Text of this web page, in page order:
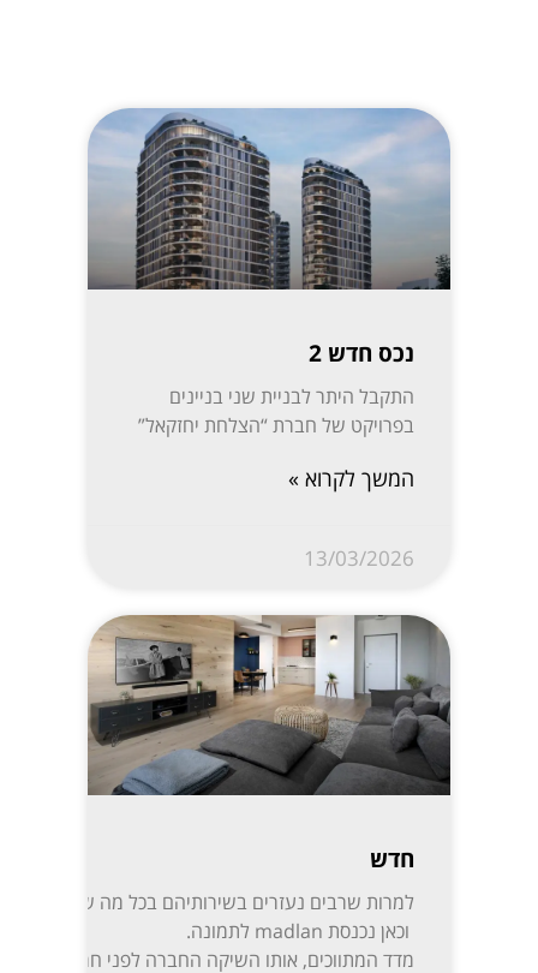
נכס חדש 2
התקבל היתר לבניית שני בניינים
בפרויקט של חברת “הצלחת יחזקאל”
המשך לקרוא »
13/03/2026
חדש
למרות שרבים נעזרים בשירותיהם בכל מה שקשור
וכאן נכנסת madlan לתמונה.